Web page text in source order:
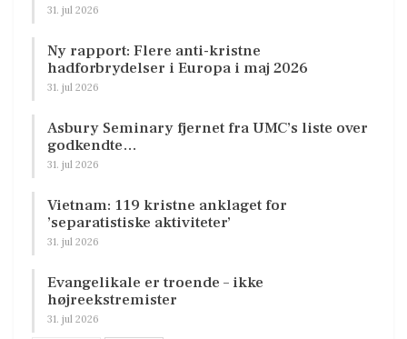
31. jul 2026
Ny rapport: Flere anti-kristne
hadforbrydelser i Europa i maj 2026
31. jul 2026
Asbury Seminary fjernet fra UMC’s liste over
godkendte…
31. jul 2026
Vietnam: 119 kristne anklaget for
’separatistiske aktiviteter’
31. jul 2026
Evangelikale er troende – ikke
højreekstremister
31. jul 2026